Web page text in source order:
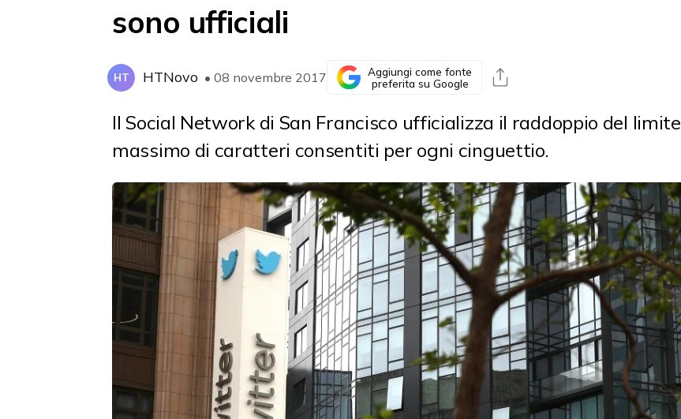
sono ufficiali
HT HTNovo • 08 novembre 2017
Aggiungi come fonte
preferita su Google
Il Social Network di San Francisco ufficializza il raddoppio del limite
massimo di caratteri consentiti per ogni cinguettio.